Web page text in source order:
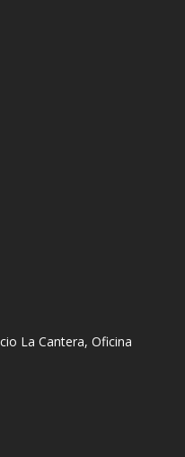
La Cantera, Oficina